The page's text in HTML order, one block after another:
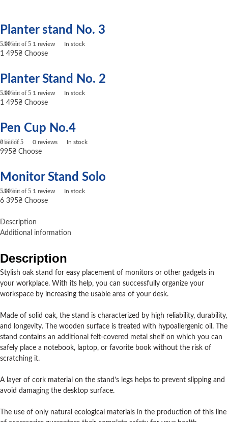
Planter stand No. 3
5.00out of 5 1 review In stock
1 495₴ Choose
Planter Stand No. 2
5.00out of 5 1 review In stock
1 495₴ Choose
Pen Cup No.4
0out of 5 0 reviews In stock
995₴ Choose
Monitor Stand Solo
5.00out of 5 1 review In stock
6 395₴ Choose
Description
Additional information
Description
Stylish oak stand for easy placement of monitors or other gadgets in
your workplace. With its help, you can successfully organize your
workspace by increasing the usable area of ​​your desk.
Made of solid oak, the stand is characterized by high reliability, durability,
and longevity. The wooden surface is treated with hypoallergenic oil. The
stand contains an additional felt-covered metal shelf on which you can
safely place a notebook, laptop, or favorite book without the risk of
scratching it.
A layer of cork material on the stand’s legs helps to prevent slipping and
avoid damaging the desktop surface.
The use of only natural ecological materials in the production of this line